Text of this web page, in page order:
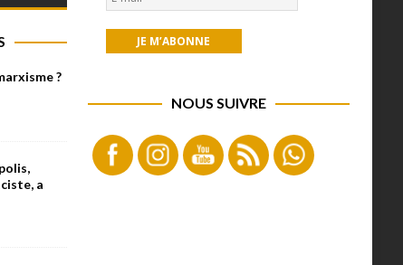
?
a
NOUS SUIVRE